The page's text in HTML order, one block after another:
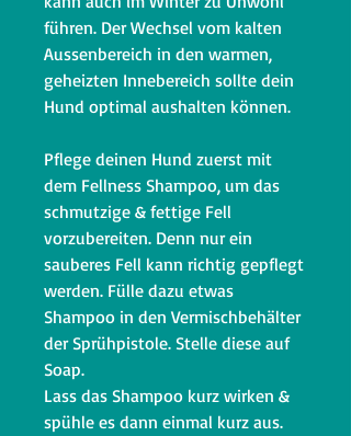
führen. Der Wechsel vom kalten
Aussenbereich in den warmen,
geheizten Innebereich sollte dein
Hund optimal aushalten können.
Pflege deinen Hund zuerst mit
dem Fellness Shampoo, um das
schmutzige & fettige Fell
vorzubereiten. Denn nur ein
sauberes Fell kann richtig gepflegt
werden. Fülle dazu etwas
Shampoo in den Vermischbehälter
der Sprühpistole. Stelle diese auf
Soap.
Lass das Shampoo kurz wirken &
spühle es dann einmal kurz aus.